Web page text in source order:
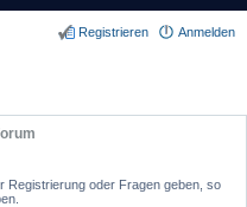
Anmelden
Registrieren
Registrierung oder Fragen geben, so